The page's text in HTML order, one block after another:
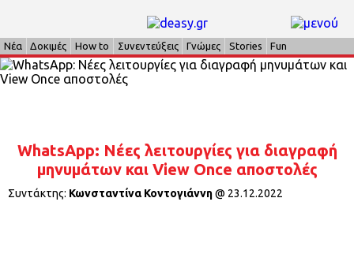
Νέα Δοκιμές How to Συνεντεύξεις Γνώμες Stories Fun
WhatsApp: Νέες λειτουργίες για διαγραφή
μηνυμάτων και View Once αποστολές
Συντάκτης: Κωνσταντίνα Κοντογιάννη@ 23.12.2022